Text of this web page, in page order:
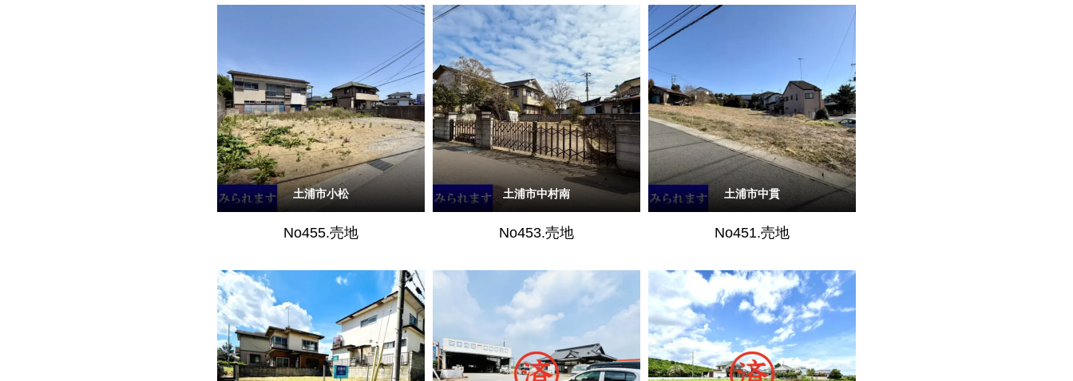
土浦市小松
No455.売地
土浦市中村南
No453.売地
土浦市中貫
No451.売地